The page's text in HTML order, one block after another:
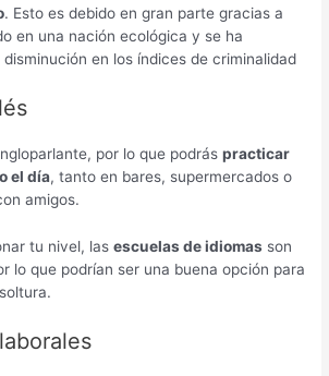
. Esto es debido en gran parte gracias a
en una nación ecológica y se ha
en los índices de criminalidad
por lo que podráspracticar
el día, tanto en bares, supermercados o
amigos.
tu nivel, lasescuelas de idiomas son
lo que podrían ser una buena opción para